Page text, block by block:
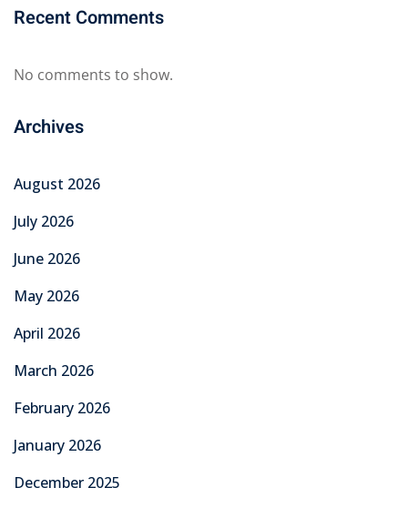
Recent Comments
No comments to show.
Archives
August 2026
July 2026
June 2026
May 2026
April 2026
March 2026
February 2026
January 2026
December 2025